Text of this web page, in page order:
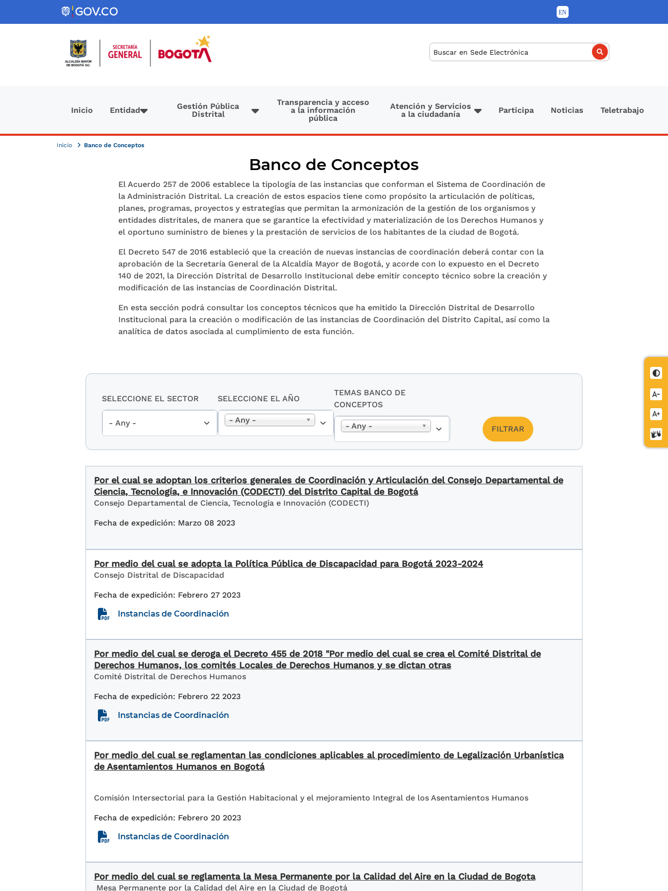
Pasar al contenido principal
letra
letra
de
Buscar
Inicio Entidad
Gestión Pública
Distrital
Transparencia y acceso
a la información
pública
Atención y Servicios
a la ciudadanía
Participa Noticias Teletrabajo
Inicio Banco de Conceptos
Banco de Conceptos
El Acuerdo 257 de 2006 establece la tipología de las instancias que conforman el Sistema de Coordinación de
la Administración Distrital. La creación de estos espacios tiene como propósito la articulación de políticas,
planes, programas, proyectos y estrategias que permitan la armonización de la gestión de los organismos y
entidades distritales, de manera que se garantice la efectividad y materialización de los Derechos Humanos y
el oportuno suministro de bienes y la prestación de servicios de los habitantes de la ciudad de Bogotá.
El Decreto 547 de 2016 estableció que la creación de nuevas instancias de coordinación deberá contar con la
aprobación de la Secretaría General de la Alcaldía Mayor de Bogotá, y acorde con lo expuesto en el Decreto
140 de 2021, la Dirección Distrital de Desarrollo Institucional debe emitir concepto técnico sobre la creación y
modificación de las instancias de Coordinación Distrital.
En esta sección podrá consultar los conceptos técnicos que ha emitido la Dirección Distrital de Desarrollo
Institucional para la creación o modificación de las instancias de Coordinación del Distrito Capital, así como la
analítica de datos asociada al cumplimiento de esta función.
SELECCIONE EL SECTOR SELECCIONE EL AÑO
- Any -
TEMAS BANCO DE
CONCEPTOS
- Any -
Por el cual se adoptan los criterios generales de Coordinación y Articulación del Consejo Departamental de
Ciencia, Tecnología, e Innovación (CODECTI) del Distrito Capital de Bogotá
Consejo Departamental de Ciencia, Tecnología e Innovación (CODECTI)
Marzo 08 2023
Por medio del cual se adopta la Política Pública de Discapacidad para Bogotá 2023-2024
Consejo Distrital de Discapacidad
Febrero 27 2023
Instancias de Coordinación
Por medio del cual se deroga el Decreto 455 de 2018 "Por medio del cual se crea el Comité Distrital de
Derechos Humanos, los comités Locales de Derechos Humanos y se dictan otras
Comité Distrital de Derechos Humanos
Febrero 22 2023
Instancias de Coordinación
Por medio del cual se reglamentan las condiciones aplicables al procedimiento de Legalización Urbanística
de Asentamientos Humanos en Bogotá
Comisión Intersectorial para la Gestión Habitacional y el mejoramiento Integral de los Asentamientos Humanos
Febrero 20 2023
Instancias de Coordinación
Por medio del cual se reglamenta la Mesa Permanente por la Calidad del Aire en la Ciudad de Bogota
Mesa Permanente por la Calidad del Aire en la Ciudad de Bogotá